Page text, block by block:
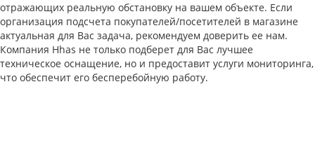
отражающих реальную обстановку на вашем объекте. Если
организация подсчета покупателей/посетителей в магазине
актуальная для Вас задача, рекомендуем доверить ее нам.
Компания Hhas не только подберет для Вас лучшее
техническое оснащение, но и предоставит услуги мониторинга,
что обеспечит его бесперебойную работу.